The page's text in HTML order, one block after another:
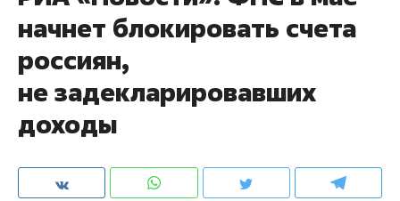
начнет блокировать счета
россиян,
не задекларировавших
доходы